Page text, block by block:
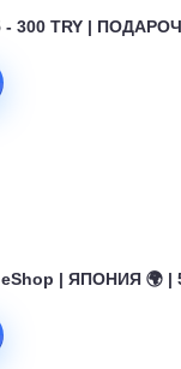
- 300 TRY |
eShop | ЯПОНИЯ 🌍